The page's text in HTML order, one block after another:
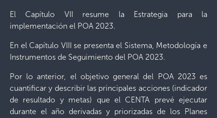
El Capítulo VII resume la Estrategia para la
implementación el POA 2023.
En el Capítulo VIII se presenta el Sistema, Metodología e
Instrumentos de Seguimiento del POA 2023.
Por lo anterior, el objetivo general del POA 2023 es
cuantificar y describir las principales acciones (indicador
de resultado y metas) que el CENTA prevé ejecutar
durante el año derivadas y priorizadas de los Planes